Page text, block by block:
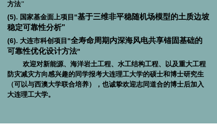
方法"
(5). 国家基金面上项目"基于三维非平稳随机场模型的土质边坡
稳定可靠性分析"
(6). 大连市科创项目"全寿命周期内深海风电共享锚固基础的
可靠性优化设计方法"
欢迎对新能源、海洋岩土工程、水工结构工程、以及重大工程
防灾减灾方向感兴趣的同学报考大连理工大学的硕士和博士研究生
（可以与西澳大学联合培养），也诚挚欢迎志同道合的博士后加入
大连理工大学。